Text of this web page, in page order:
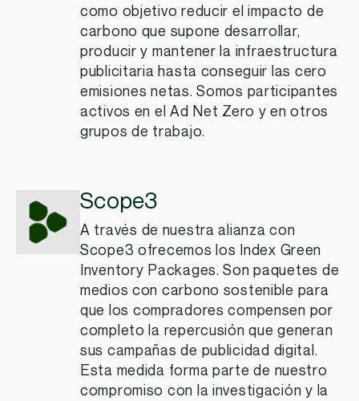
como objetivo reducir el impacto de
carbono que supone desarrollar,
producir y mantener la infraestructura
publicitaria hasta conseguir las cero
emisiones netas. Somos participantes
activos en el Ad Net Zero y en otros
grupos de trabajo.
Scope3
A través de nuestra alianza con
Scope3 ofrecemos los Index Green
Inventory Packages. Son paquetes de
medios con carbono sostenible para
que los compradores compensen por
completo la repercusión que generan
sus campañas de publicidad digital.
Esta medida forma parte de nuestro
compromiso con la investigación y la